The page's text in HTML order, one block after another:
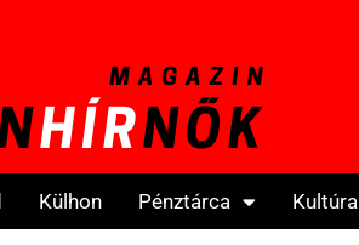
Külhon Pénztárca Kultúra